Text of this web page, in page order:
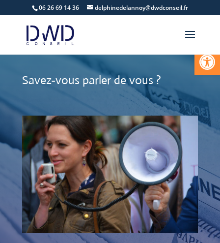
Ouvrir
06 26 69 14 36 delphinedelannoy@dwdconseil.fr
Savez-vous parler de vous ?